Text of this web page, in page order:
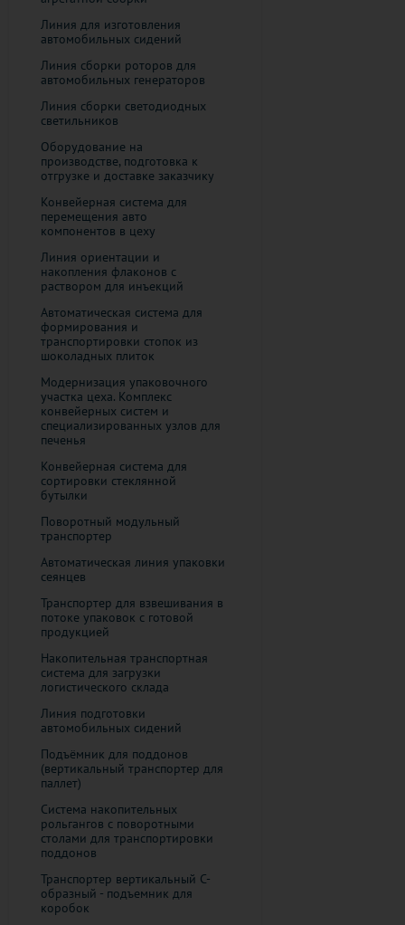
Линия для изготовления
автомобильных сидений
Линия сборки роторов для
автомобильных генераторов
​Линия сборки светодиодных
светильников
Оборудование на
производстве, подготовка к
отгрузке и доставке заказчику
Конвейерная система для
перемещения авто
компонентов в цеху
Линия ориентации и
накопления флаконов с
раствором для инъекций
Автоматическая система для
формирования и
транспортировки стопок из
шоколадных плиток
Модернизация упаковочного
участка цеха. Комплекс
конвейерных систем и
специализированных узлов для
печенья
Конвейерная система для
сортировки стеклянной
бутылки
Поворотный модульный
транспортер
Автоматическая линия упаковки
сеянцев
Транспортер для взвешивания в
потоке упаковок с готовой
продукцией
​Накопительная транспортная
система для загрузки
логистического склада
Линия подготовки
автомобильных сидений
Подъёмник для поддонов
(вертикальный транспортер для
паллет)
Система накопительных
рольгангов с поворотными
столами для транспортировки
поддонов
Транспортер вертикальный C-
образный - подъемник для
коробок